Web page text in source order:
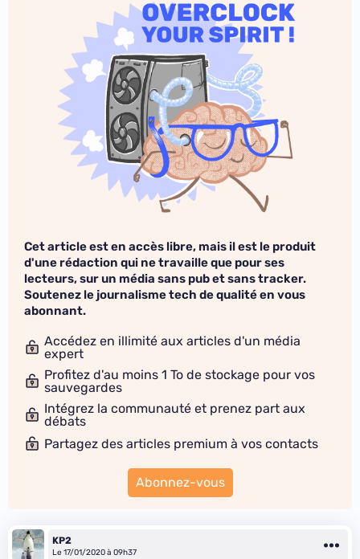
Cet article est en accès libre, mais il est le produit
d'une rédaction qui ne travaille que pour ses
lecteurs, sur un média sans pub et sans tracker.
Soutenez le journalisme tech de qualité en vous
abonnant.
Accédez en illimité aux articles d'un média
expert
Profitez d'au moins 1 To de stockage pour vos
sauvegardes
Intégrez la communauté et prenez part aux
débats
Partagez des articles premium à vos contacts
Abonnez-vous
KP2
Le 17/01/2020 à 09h37